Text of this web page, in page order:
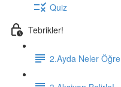
Quiz
Tebrikler!
2.Ayda Neler